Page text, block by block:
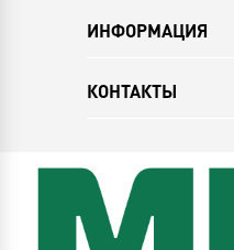
ИНФОРМАЦИЯ
КОНТАКТЫ